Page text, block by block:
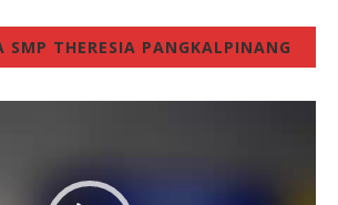
SMP THERESIA PANGKALPINANG